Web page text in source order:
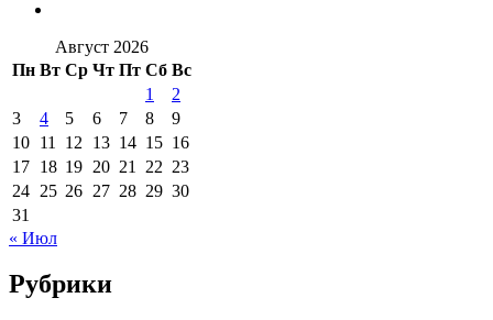
Август 2026
Пн Вт Ср Чт Пт Сб Вс
1
2
3
4 5 6 7 8
9
10 11 12 13 14 15 16
17 18 19 20 21 22 23
24 25 26 27 28 29 30
31
« Июл
Рубрики